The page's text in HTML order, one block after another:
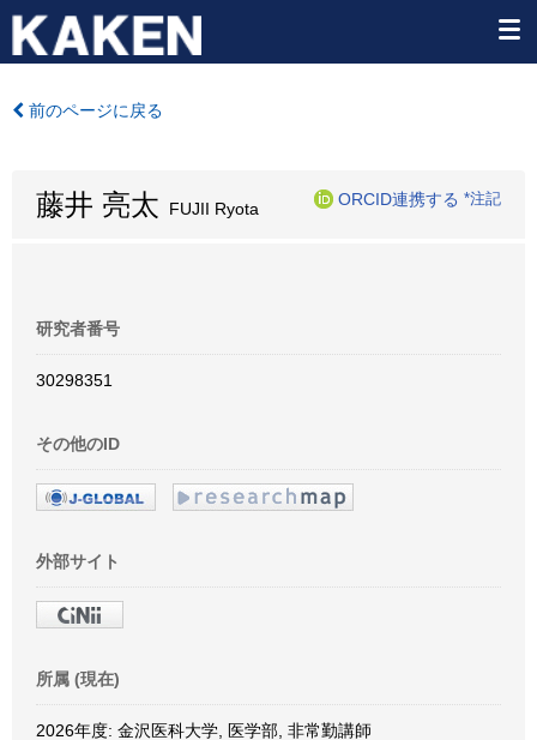
前のページに戻る
藤井 亮太 FUJII Ryota
ORCID連携する *注記
研究者番号
30298351
その他のID
外部サイト
所属 (現在)
2026年度: 金沢医科大学, 医学部, 非常勤講師